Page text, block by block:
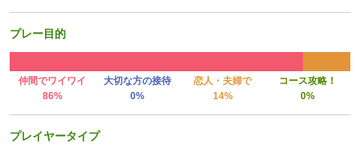
プレー目的
仲間でワイワイ 大切な方の接待 恋人・夫婦で
コース攻略！
86%
0% 14% 0%
プレイヤータイプ